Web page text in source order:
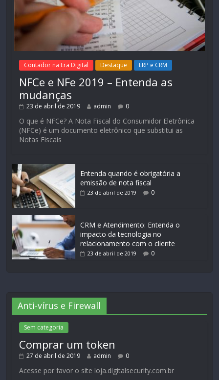
Contador na Era Digital Destaque ERP e CRM
NFCe e NFe 2019 – Entenda as
mudanças
23 de abril de 2019 admin 0
O que é NFCe? A Nota Fiscal do Consumidor Eletrônica
(NFCe) é um documento eletrônico que substitui as
Notas Fiscais
Entenda quando é obrigatória a
emissão de nota fiscal
23 de abril de 2019 0
CRM e Atendimento: Entenda o
impacto da tecnologia no
relacionamento com o cliente
23 de abril de 2019 0
Anti-vírus e Firewall
Sem categoria
Comprar um token
27 de abril de 2019 admin 0
Acesse por favor o site loja.digitalsecurity.com.br